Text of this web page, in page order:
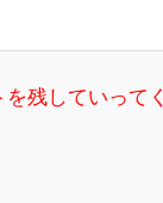
残していって